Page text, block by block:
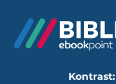
Kontrast: